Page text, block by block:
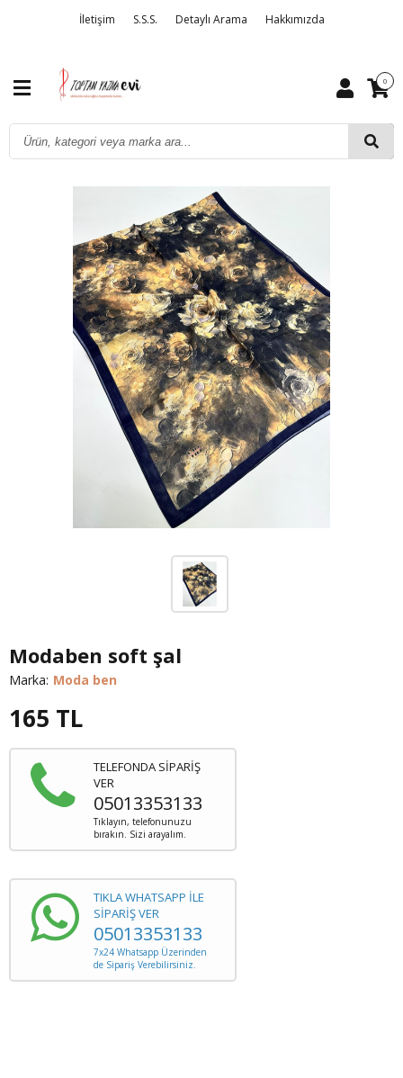
İletişim S.S.S. Detaylı Arama Hakkımızda
0
Modaben soft şal
Marka: Moda ben
165 TL
TELEFONDA SİPARİŞ
VER
05013353133
Tıklayın, telefonunuzu
bırakın. Sizi arayalım.
TIKLA WHATSAPP İLE
SİPARİŞ VER
05013353133
7x24 Whatsapp Üzerinden
de Sipariş Verebilirsiniz.